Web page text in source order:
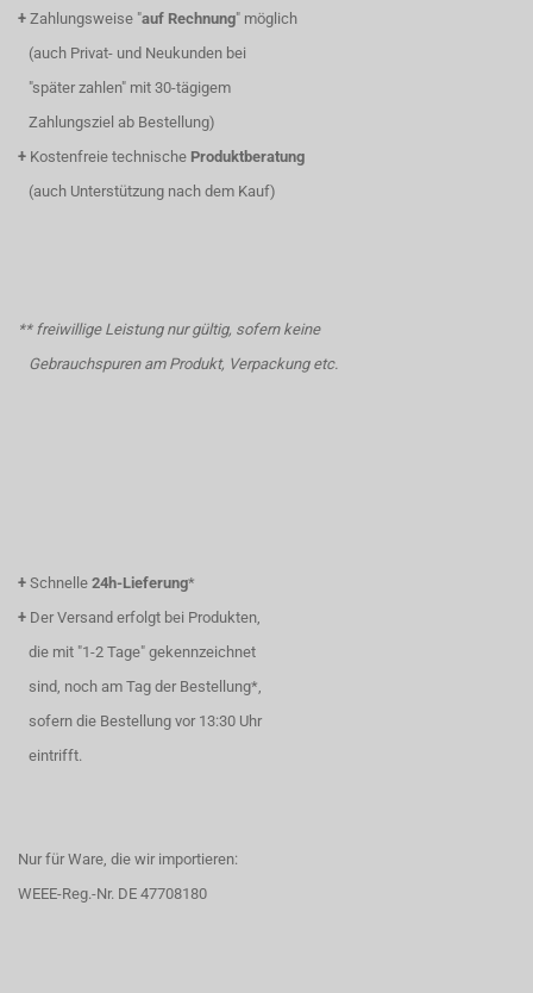
+ Zahlungsweise "auf Rechnung" möglich
(auch Privat- und Neukunden bei
"später zahlen" mit 30-tägigem
Zahlungsziel ab Bestellung)
+ Kostenfreie technische Produktberatung
(auch Unterstützung nach dem Kauf)
** freiwillige Leistung nur gültig, sofern keine
Gebrauchspuren am Produkt, Verpackung etc.
+ Schnelle 24h-Lieferung*
+ Der Versand erfolgt bei Produkten,
die mit "1-2 Tage" gekennzeichnet
sind, noch am Tag der Bestellung*,
sofern die Bestellung vor 13:30 Uhr
eintrifft.
Nur für Ware, die wir importieren:
WEEE-Reg.-Nr. DE 47708180